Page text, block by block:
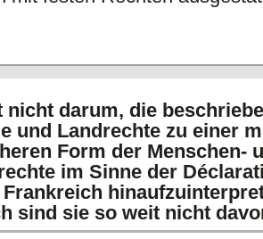
nicht darum, die
und Landrechte zu einer
Form der Menschen-
im Sinne der
Frankreich
sind sie so weit nicht